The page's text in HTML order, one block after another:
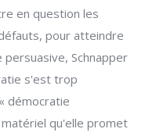
en question les
pour atteindre
Schnapper
s'est trop
démocratie
qu'elle promet